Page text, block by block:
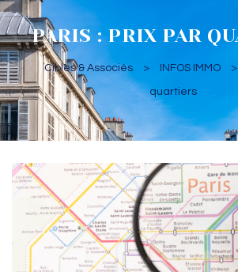
PARIS : PRIX PAR
Cibles & Associés > INFOS IMMO >
quartiers